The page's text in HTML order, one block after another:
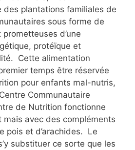
des plantations familiales de
sous forme de
d’une
protéïque et
Cette alimentation
temps être réservée
pour enfants mal-nutris,
Communautaire
de Nutrition fonctionne
mais avec des compléments
pois et d’arachides. Le
substituer ce sorte que les